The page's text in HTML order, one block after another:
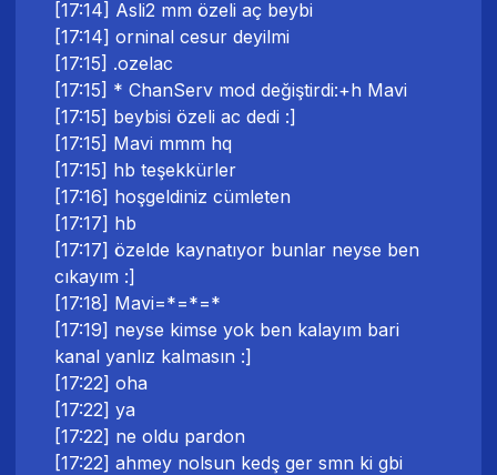
[17:14] Asli2 mm özeli aç beybi
[17:14] orninal cesur deyilmi
[17:15] .ozelac
[17:15] * ChanServ mod değiştirdi:+h Mavi
[17:15] beybisi özeli ac dedi :]
[17:15] Mavi mmm hq
[17:15] hb teşekkürler
[17:16] hoşgeldiniz cümleten
[17:17] hb
[17:17] özelde kaynatıyor bunlar neyse ben
cıkayım :]
[17:18] Mavi=*=*=*
[17:19] neyse kimse yok ben kalayım bari
kanal yanlız kalmasın :]
[17:22] oha
[17:22] ya
[17:22] ne oldu pardon
[17:22] ahmey nolsun kedş ger smn ki gbi